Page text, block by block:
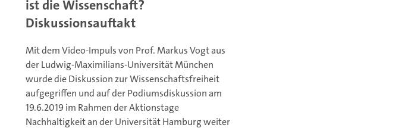
ist die Wissenschaft?
Diskussionsauftakt
Mit dem Video-Impuls von Prof. Markus Vogt aus
der Ludwig-Maximilians-Universität München
wurde die Diskussion zur Wissenschaftsfreiheit
aufgegriffen und auf der Podiumsdiskussion am
19.6.2019 im Rahmen der Aktionstage
Nachhaltigkeit an der Universität Hamburg weiter